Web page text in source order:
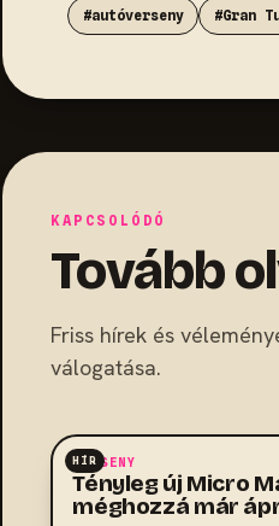
#autóverseny #Gran
KAPCSOLÓDÓ
Tovább
Friss hírek és
válogatása.
HÍR
VERSENY
Tényleg új Micro
méghozzá már